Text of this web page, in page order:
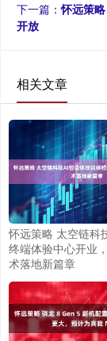
下一篇：怀远策
开放
相关文章
怀远策略 太空链科
终端体验中心开业
术落地新篇章